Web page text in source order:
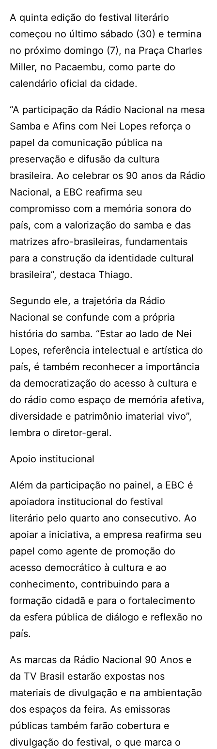
A quinta edição do festival literário
começou no último sábado (30) e termina
no próximo domingo (7), na Praça Charles
Miller, no Pacaembu, como parte do
calendário oficial da cidade.
“A participação da Rádio Nacional na mesa
Samba e Afins com Nei Lopes reforça o
papel da comunicação pública na
preservação e difusão da cultura
brasileira. Ao celebrar os 90 anos da Rádio
Nacional, a EBC reafirma seu
compromisso com a memória sonora do
país, com a valorização do samba e das
matrizes afro-brasileiras, fundamentais
para a construção da identidade cultural
brasileira”, destaca Thiago.
Segundo ele, a trajetória da Rádio
Nacional se confunde com a própria
história do samba. “Estar ao lado de Nei
Lopes, referência intelectual e artística do
país, é também reconhecer a importância
da democratização do acesso à cultura e
do rádio como espaço de memória afetiva,
diversidade e patrimônio imaterial vivo”,
lembra o diretor-geral.
Apoio institucional
Além da participação no painel, a EBC é
apoiadora institucional do festival
literário pelo quarto ano consecutivo. Ao
apoiar a iniciativa, a empresa reafirma seu
papel como agente de promoção do
acesso democrático à cultura e ao
conhecimento, contribuindo para a
formação cidadã e para o fortalecimento
da esfera pública de diálogo e reflexão no
país.
As marcas da Rádio Nacional 90 Anos e
da TV Brasil estarão expostas nos
materiais de divulgação e na ambientação
dos espaços da feira. As emissoras
públicas também farão cobertura e
divulgação do festival, o que marca o